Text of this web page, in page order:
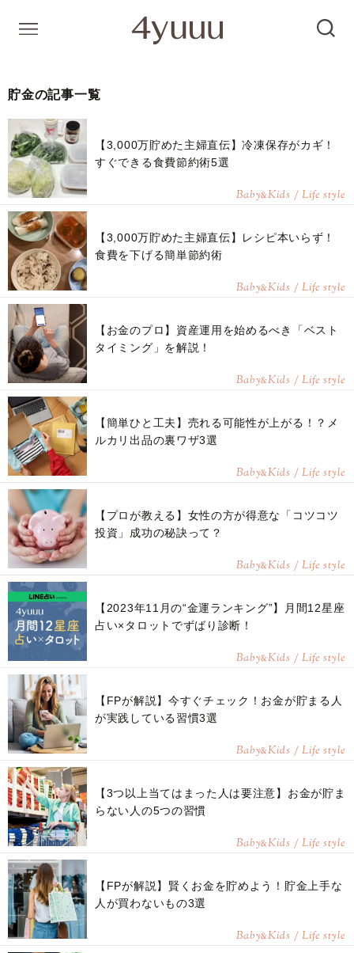
貯金の記事一覧
【3,000万貯めた主婦直伝】冷凍保存がカギ！
すぐできる食費節約術5選
Baby&Kids / Life style
【3,000万貯めた主婦直伝】レシピ本いらず！
食費を下げる簡単節約術
Baby&Kids / Life style
【お金のプロ】資産運用を始めるべき「ベスト
タイミング」を解説！
Baby&Kids / Life style
【簡単ひと工夫】売れる可能性が上がる！？メ
ルカリ出品の裏ワザ3選
Baby&Kids / Life style
【プロが教える】女性の方が得意な「コツコツ
投資」成功の秘訣って？
Baby&Kids / Life style
【2023年11月の“金運ランキング”】月間12星座
占い×タロットでずばり診断！
Baby&Kids / Life style
【FPが解説】今すぐチェック！お金が貯まる人
が実践している習慣3選
Baby&Kids / Life style
【3つ以上当てはまった人は要注意】お金が貯ま
らない人の5つの習慣
Baby&Kids / Life style
【FPが解説】賢くお金を貯めよう！貯金上手な
人が買わないもの3選
Baby&Kids / Life style